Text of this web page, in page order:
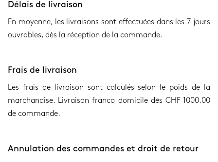
Délais de livraison
En moyenne, les livraisons sont effectuées dans les 7 jours
ouvrables, dès la réception de la commande.
Frais de livraison
Les frais de livraison sont calculés selon le poids de la
marchandise. Livraison franco domicile dès CHF 1000.00
de commande.
Annulation des commandes et droit de retour